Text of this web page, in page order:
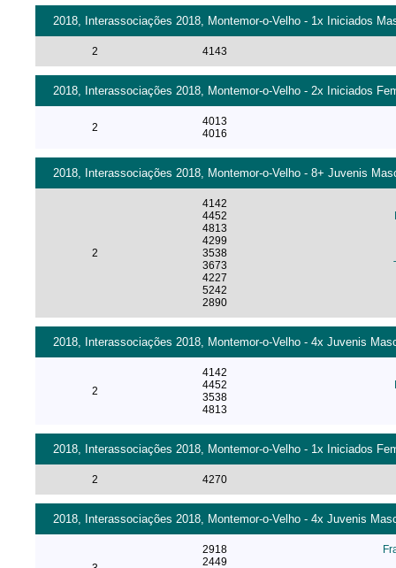
2018, Interassociações 2018, Montemor-o-Velho - 1x Iniciados
2 4143
2018, Interassociações 2018, Montemor-o-Velho - 2x Iniciados
2
4013
4016
2018, Interassociações 2018, Montemor-o-Velho - 8+ Juvenis
2
4142
4452
4813
4299
3538
3673
4227
5242
2890
2018, Interassociações 2018, Montemor-o-Velho - 4x Juvenis
2
4142
4452
3538
4813
2018, Interassociações 2018, Montemor-o-Velho - 1x Iniciados
2 4270
2018, Interassociações 2018, Montemor-o-Velho - 4x Juvenis
2918
2449